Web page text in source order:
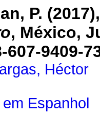
P.
, México,
607-9409-
Héctor
Espanhol